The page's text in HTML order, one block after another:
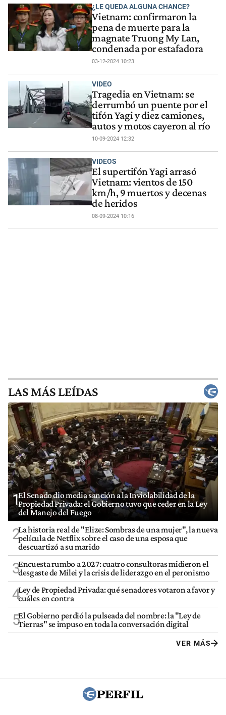
¿LE QUEDA ALGUNA CHANCE?
Vietnam: confirmaron la
pena de muerte para la
magnate Truong My Lan,
condenada por estafadora
03-12-2024 10:23
VIDEO
Tragedia en Vietnam: se
derrumbó un puente por el
tifón Yagi y diez camiones,
autos y motos cayeron al río
10-09-2024 12:32
VIDEOS
El supertifón Yagi arrasó
Vietnam: vientos de 150
km/h, 9 muertos y decenas
de heridos
08-09-2024 10:16
LAS MÁS LEÍDAS
1El Senado dio media sanción a la Inviolabilidad de la
Propiedad Privada: el Gobierno tuvo que ceder en la Ley
del Manejo del Fuego
2La historia real de "Elize: Sombras de una mujer", la nueva
película de Netflix sobre el caso de una esposa que
descuartizó a su marido
3Encuesta rumbo a 2027: cuatro consultoras midieron el
desgaste de Milei y la crisis de liderazgo en el peronismo
4Ley de Propiedad Privada: qué senadores votaron a favor y
cuáles en contra
5El Gobierno perdió la pulseada del nombre: la "Ley de
Tierras" se impuso en toda la conversación digital
VER MÁS